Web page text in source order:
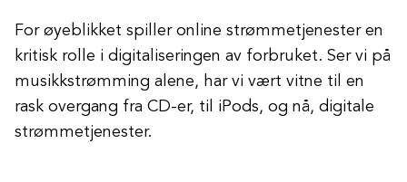
For øyeblikket spiller online strømmetjenester en
kritisk rolle i digitaliseringen av forbruket. Ser vi på
musikkstrømming alene, har vi vært vitne til en
rask overgang fra CD-er, til iPods, og nå, digitale
strømmetjenester.